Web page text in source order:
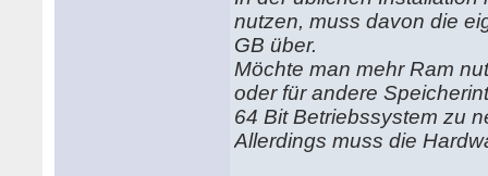
nutzen, muss davon die
GB über.
Möchte man mehr Ram
oder für andere
64 Bit Betriebssystem zu
Allerdings muss die